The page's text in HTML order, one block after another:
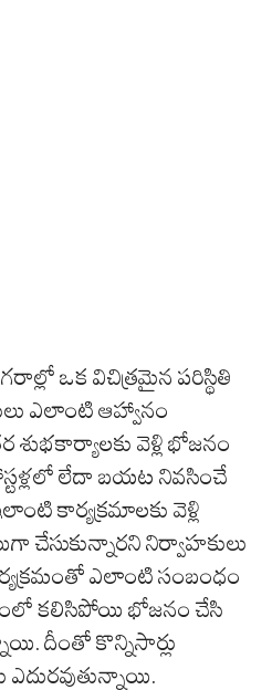
ఒక విచిత్రమైన పరిస్థితి
ఎలాంటి ఆహ్వానం
శుభకార్యాలకు వెళ్లి భోజనం
లేదా బయట నివసించే
కార్యక్రమాలకు వెళ్లి
నిర్వాహకులు
ఎలాంటి సంబంధం
కలిసిపోయి భోజనం చేసి
దీంతో కొన్నిసార్లు
ఎదురవుతున్నాయి.